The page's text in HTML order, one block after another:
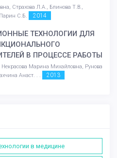
Страхова Л.А., Блинова Т.В.,
С.Б.
2014
ТЕХНОЛОГИИ ДЛЯ
В ПРОЦЕССЕ РАБОТЫ
Некрасова Марина Михайловна, Рунова
Анаст. . .
2013
в медицине